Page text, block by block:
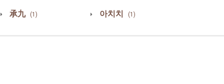
承九 (1) 아치치 (1)